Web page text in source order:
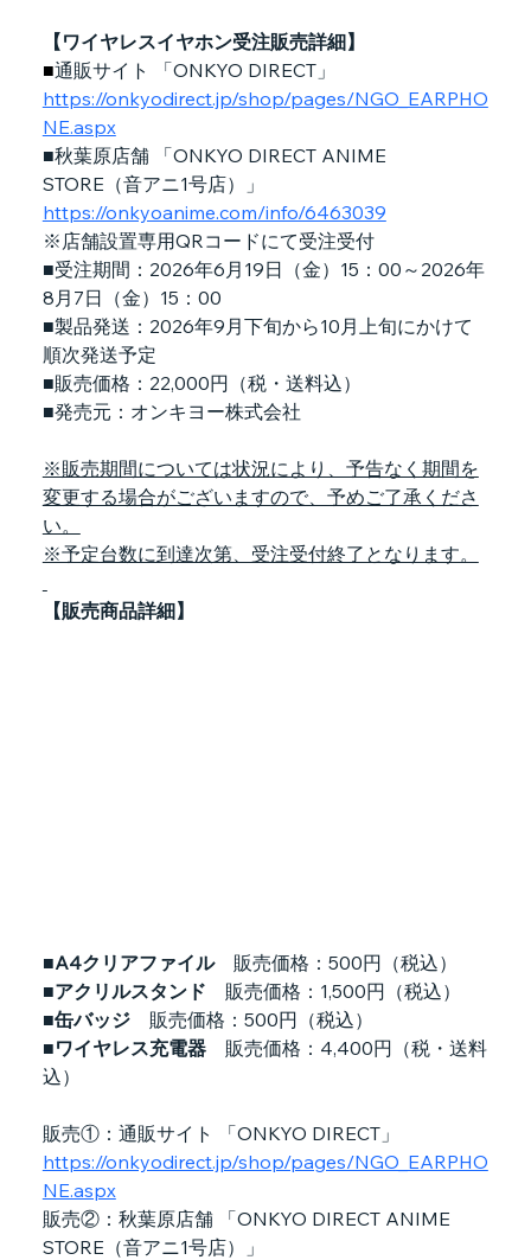
【ワイヤレスイヤホン受注販売詳細】
■通販サイト 「ONKYO DIRECT」
https://onkyodirect.jp/shop/pages/NGO_EARPHO
NE.aspx
■秋葉原店舗 「ONKYO DIRECT ANIME
STORE（音アニ1号店）」
https://onkyoanime.com/info/6463039
※店舗設置専用QRコードにて受注受付
■受注期間：2026年6月19日（金）15：00～2026年
8月7日（金）15：00
■製品発送：2026年9月下旬から10月上旬にかけて
順次発送予定
■販売価格：22,000円（税・送料込）
■発売元：オンキヨー株式会社
※販売期間については状況により、予告なく期間を
変更する場合がございますので、予めご了承くださ
い。
※予定台数に到達次第、受注受付終了となります。
【販売商品詳細】
■A4クリアファイル 販売価格：500円（税込）
■アクリルスタンド 販売価格：1,500円（税込）
■缶バッジ 販売価格：500円（税込）
■ワイヤレス充電器 販売価格：4,400円（税・送料
込）
販売①：通販サイト 「ONKYO DIRECT」
https://onkyodirect.jp/shop/pages/NGO_EARPHO
NE.aspx
販売②：秋葉原店舗 「ONKYO DIRECT ANIME
STORE（音アニ1号店）」